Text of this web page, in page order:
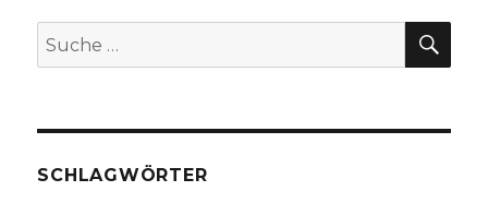
Von
Mächten
Christoph
Suche
nach:
SCHLAGWÖRTER